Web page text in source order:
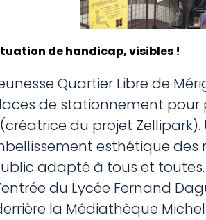
de handicap, visibles !
Quartier Libre de
de stationnement pour
du projet
esthétique des
adapté à tous et
du Lycée Fernand
la Médiathèque Michel